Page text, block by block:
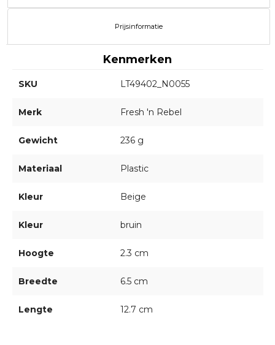
Prijsinformatie
Kenmerken
SKU LT49402_N0055
Merk Fresh 'n Rebel
Gewicht 236 g
Materiaal Plastic
Kleur Beige
Kleur bruin
Hoogte 2.3 cm
Breedte 6.5 cm
Lengte 12.7 cm